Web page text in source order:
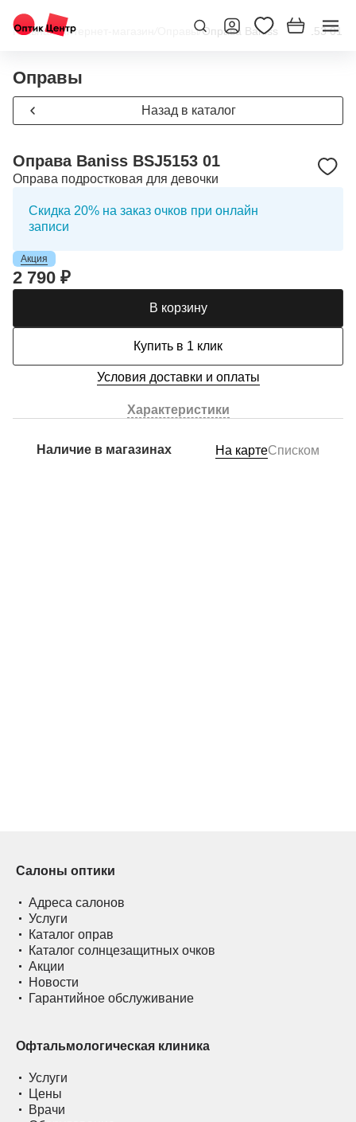
Главная/Интернет-магазин Оправы/Оправа Baniss BSJ5153 01
Оправы
Назад в каталог
Оправа Baniss BSJ5153 01
Оправа подростковая для девочки
Скидка 20% на заказ очков при онлайн
записи
Акция
2 790 ₽
В корзину
Купить в 1 клик
Условия доставки и оплаты
Характеристики
Наличие в магазинах На картеСписком
Салоны оптики
Адреса салонов
Услуги
Каталог оправ
Каталог солнцезащитных очков
Акции
Новости
Гарантийное обслуживание
Офтальмологическая клиника
Услуги
Цены
Врачи